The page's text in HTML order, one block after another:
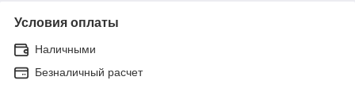
Условия оплаты
Наличными
Безналичный расчет